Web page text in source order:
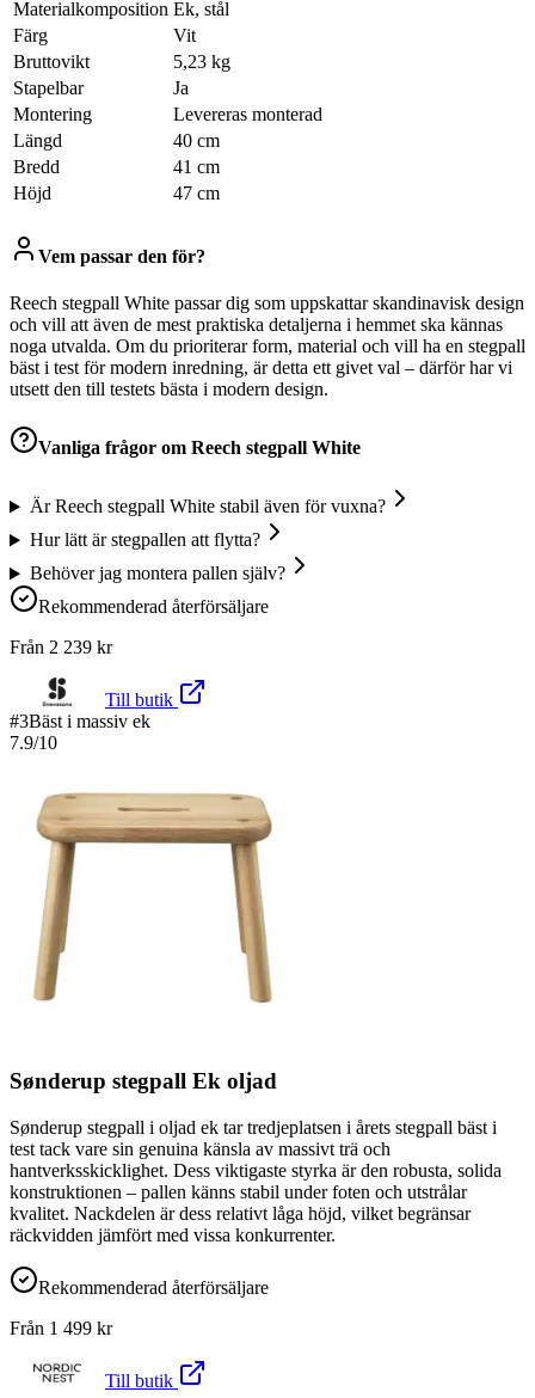
Materialkomposition Ek, stål
Färg
Vit
Bruttovikt
5,23 kg
Stapelbar
Ja
Montering
Levereras monterad
Längd
40 cm
Bredd
41 cm
Höjd
47 cm
Vem passar den för?
Reech stegpall White passar dig som uppskattar skandinavisk design
och vill att även de mest praktiska detaljerna i hemmet ska kännas
noga utvalda. Om du prioriterar form, material och vill ha en stegpall
bäst i test för modern inredning, är detta ett givet val – därför har vi
utsett den till testets bästa i modern design.
Vanliga frågor om Reech stegpall White
Är Reech stegpall White stabil även för vuxna?
Hur lätt är stegpallen att flytta?
Behöver jag montera pallen själv?
Rekommenderad återförsäljare
Från 2 239 kr
Till butik
#3Bäst i massiv ek
7.9/10
Sønderup stegpall Ek oljad
Sønderup stegpall i oljad ek tar tredjeplatsen i årets stegpall bäst i
test tack vare sin genuina känsla av massivt trä och
hantverksskicklighet. Dess viktigaste styrka är den robusta, solida
konstruktionen – pallen känns stabil under foten och utstrålar
kvalitet. Nackdelen är dess relativt låga höjd, vilket begränsar
räckvidden jämfört med vissa konkurrenter.
Rekommenderad återförsäljare
Från 1 499 kr
Till butik